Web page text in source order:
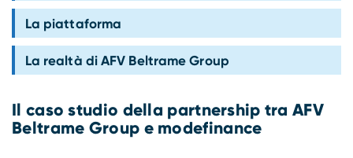
La piattaforma
La realtà di AFV Beltrame Group
Il caso studio della partnership tra AFV
Beltrame Group e modefinance
Contatti
Lavora con noi